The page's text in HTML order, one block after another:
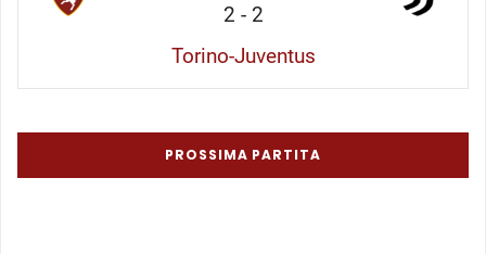
2 - 2
Torino-Juventus
PROSSIMA PARTITA